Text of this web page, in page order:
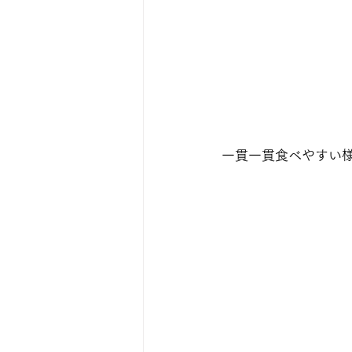
一貫一貫食べやすい